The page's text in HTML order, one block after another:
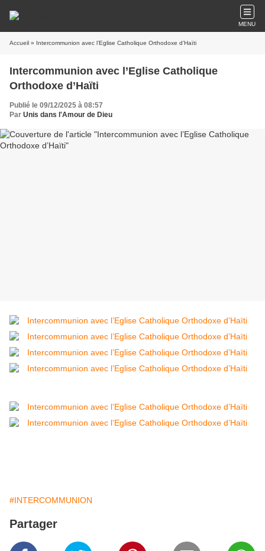
MENU
Accueil » Intercommunion avec l’Eglise Catholique Orthodoxe d’Haïti
Intercommunion avec l’Eglise Catholique
Orthodoxe d’Haïti
Publié le 09/12/2025 à 08:57
Par Unis dans l'Amour de Dieu
#INTERCOMMUNION
Partager